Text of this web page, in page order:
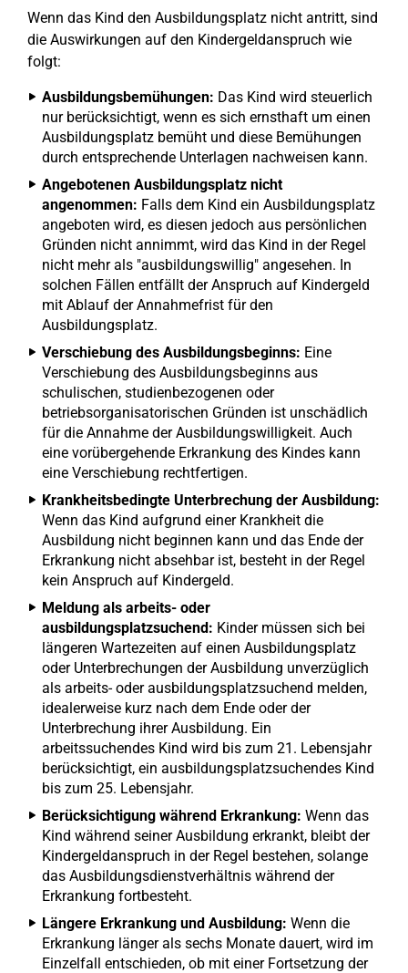
Wenn das Kind den Ausbildungsplatz nicht antritt, sind
die Auswirkungen auf den Kindergeldanspruch wie
folgt:
Ausbildungsbemühungen: Das Kind wird steuerlich
nur berücksichtigt, wenn es sich ernsthaft um einen
Ausbildungsplatz bemüht und diese Bemühungen
durch entsprechende Unterlagen nachweisen kann.
Angebotenen Ausbildungsplatz nicht
angenommen: Falls dem Kind ein Ausbildungsplatz
angeboten wird, es diesen jedoch aus persönlichen
Gründen nicht annimmt, wird das Kind in der Regel
nicht mehr als "ausbildungswillig" angesehen. In
solchen Fällen entfällt der Anspruch auf Kindergeld
mit Ablauf der Annahmefrist für den
Ausbildungsplatz.
Verschiebung des Ausbildungsbeginns: Eine
Verschiebung des Ausbildungsbeginns aus
schulischen, studienbezogenen oder
betriebsorganisatorischen Gründen ist unschädlich
für die Annahme der Ausbildungswilligkeit. Auch
eine vorübergehende Erkrankung des Kindes kann
eine Verschiebung rechtfertigen.
Krankheitsbedingte Unterbrechung der Ausbildung:
Wenn das Kind aufgrund einer Krankheit die
Ausbildung nicht beginnen kann und das Ende der
Erkrankung nicht absehbar ist, besteht in der Regel
kein Anspruch auf Kindergeld.
Meldung als arbeits- oder
ausbildungsplatzsuchend: Kinder müssen sich bei
längeren Wartezeiten auf einen Ausbildungsplatz
oder Unterbrechungen der Ausbildung unverzüglich
als arbeits- oder ausbildungsplatzsuchend melden,
idealerweise kurz nach dem Ende oder der
Unterbrechung ihrer Ausbildung. Ein
arbeitssuchendes Kind wird bis zum 21. Lebensjahr
berücksichtigt, ein ausbildungsplatzsuchendes Kind
bis zum 25. Lebensjahr.
Berücksichtigung während Erkrankung: Wenn das
Kind während seiner Ausbildung erkrankt, bleibt der
Kindergeldanspruch in der Regel bestehen, solange
das Ausbildungsdienstverhältnis während der
Erkrankung fortbesteht.
Längere Erkrankung und Ausbildung: Wenn die
Erkrankung länger als sechs Monate dauert, wird im
Einzelfall entschieden, ob mit einer Fortsetzung der